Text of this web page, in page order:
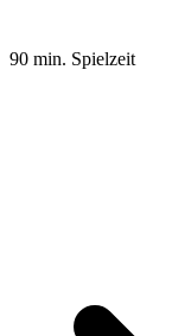
90 min. Spielzeit